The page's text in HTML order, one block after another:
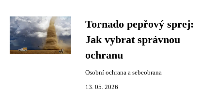
Tornado pepřový sprej:
Jak vybrat správnou
ochranu
Osobní ochrana a sebeobrana
13. 05. 2026